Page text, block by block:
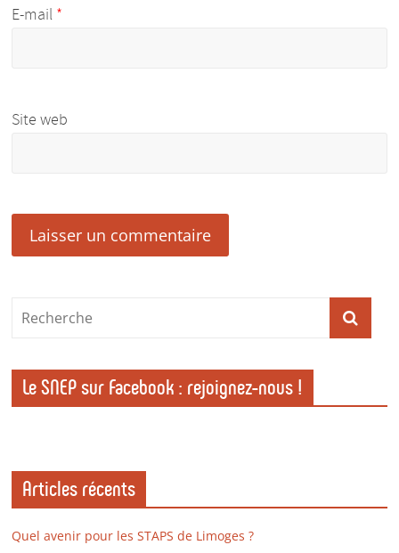
E-mail *
Site web
Le SNEP sur Facebook : rejoignez-nous !
Articles récents
Quel avenir pour les STAPS de Limoges ?